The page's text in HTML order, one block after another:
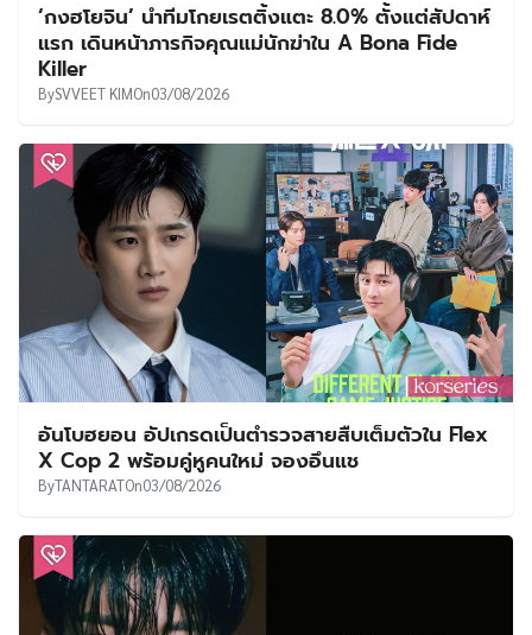
‘กงฮโยจิน’ นำทีมโกยเรตติ้งแตะ 8.0% ตั้งแต่สัปดาห์
แรก เดินหน้าภารกิจคุณแม่นักฆ่าใน A Bona Fide
Killer
BySVVEET KIMOn03/08/2026
อันโบฮยอน อัปเกรดเป็นตำรวจสายสืบเต็มตัวใน Flex
X Cop 2 พร้อมคู่หูคนใหม่ จองอึนแช
ByTANTARATOn03/08/2026